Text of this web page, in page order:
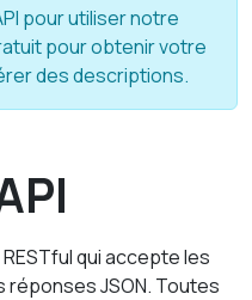
pour utiliser notre
pour obtenir votre
des descriptions.
qui accepte les
JSON. Toutes